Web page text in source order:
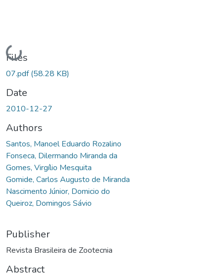
Loading...
Files
07.pdf(58.28 KB)
Date
2010-12-27
Authors
Santos, Manoel Eduardo Rozalino
Fonseca, Dilermando Miranda da
Gomes, Virgílio Mesquita
Gomide, Carlos Augusto de Miranda
Nascimento Júnior, Domicio do
Queiroz, Domingos Sávio
Publisher
Revista Brasileira de Zootecnia
Abstract